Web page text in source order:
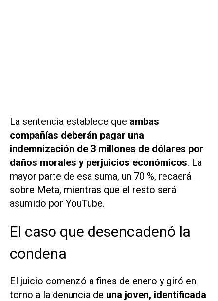
La sentencia establece que ambas
compañías deberán pagar una
indemnización de 3 millones de dólares por
daños morales y perjuicios económicos. La
mayor parte de esa suma, un 70 %, recaerá
sobre Meta, mientras que el resto será
asumido por YouTube.
El caso que desencadenó la
condena
El juicio comenzó a fines de enero y giró en
torno a la denuncia de una joven, identificada